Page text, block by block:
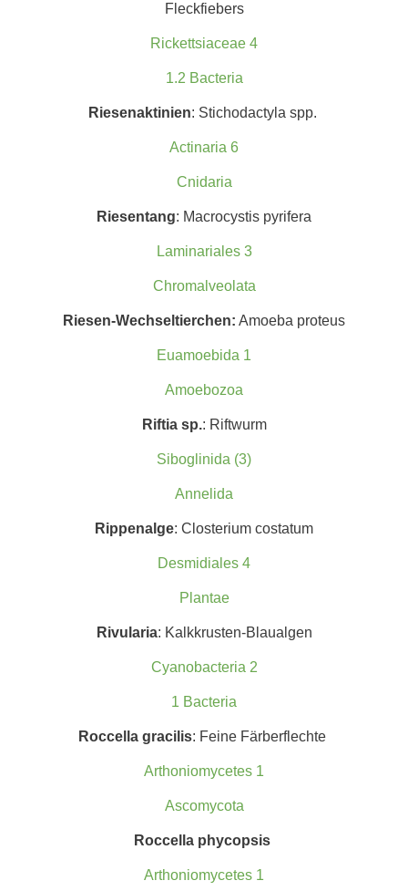
Fleckfiebers
Rickettsiaceae 4
1.2 Bacteria
Riesenaktinien: Stichodactyla spp.
Actinaria 6
Cnidaria
Riesentang: Macrocystis pyrifera
Laminariales 3
Chromalveolata
Riesen-Wechseltierchen: Amoeba proteus
Euamoebida 1
Amoebozoa
Riftia sp.: Riftwurm
Siboglinida (3)
Annelida
Rippenalge: Closterium costatum
Desmidiales 4
Plantae
Rivularia: Kalkkrusten-Blaualgen
Cyanobacteria 2
1 Bacteria
Roccella gracilis: Feine Färberflechte
Arthoniomycetes 1
Ascomycota
Roccella p hycopsis
Arthoniomycetes 1